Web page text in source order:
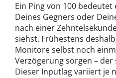
Ein Ping von 100
Deines Gegners oder
nach einer
siehst. Frühestens
Monitore selbst noch
Verzögerung sorgen –
Dieser Inputlag variiert je